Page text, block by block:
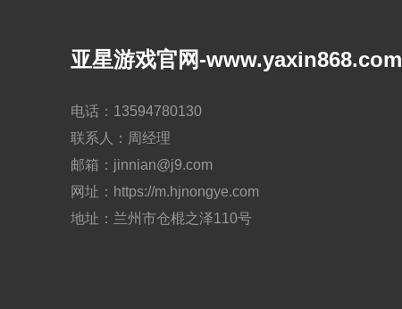
亚星游戏官网-www.yaxin868.com
电话：13594780130
联系人：周经理
邮箱：jinnian@j9.com
网址：https://m.hjnongye.com
地址：兰州市仓棍之泽110号